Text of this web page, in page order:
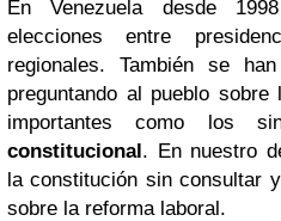
En Venezuela desde
elecciones entre
regionales. También se
preguntando al pueblo
importantes como los
constitucional. En nuestro
la constitución sin consultar
sobre la reforma laboral.